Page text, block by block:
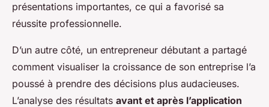
présentations importantes, ce qui a favorisé sa
réussite professionnelle.
D’un autre côté, un entrepreneur débutant a partagé
comment visualiser la croissance de son entreprise l’a
poussé à prendre des décisions plus audacieuses.
L’analyse des résultats avant et après l’application